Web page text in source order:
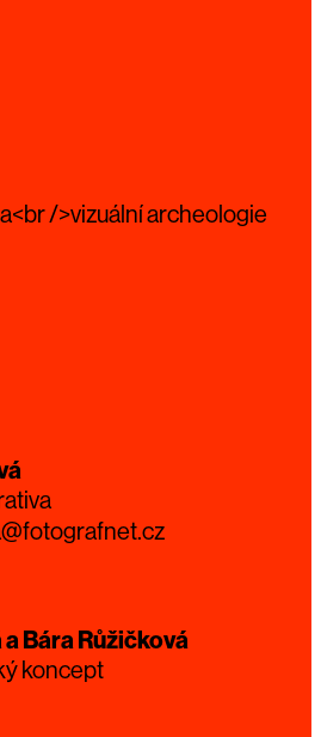
/>vizuální archeologie
Bára Růžičková
koncept